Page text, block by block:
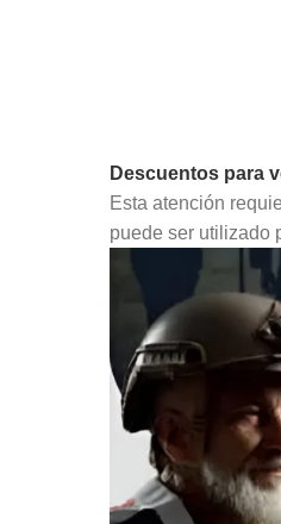
Descuentos para
Esta atención
puede ser utilizado